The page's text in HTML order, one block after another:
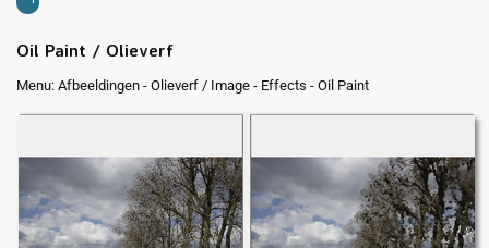
Oil Paint / Olieverf
Menu: Afbeeldingen - Olieverf / Image - Effects - Oil Paint